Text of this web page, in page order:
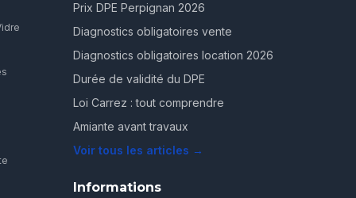
Prix DPE Perpignan 2026
Diagnostics obligatoires vente
Diagnostics obligatoires location 2026
Durée de validité du DPE
Loi Carrez : tout comprendre
Amiante avant travaux
Voir tous les articles →
Informations